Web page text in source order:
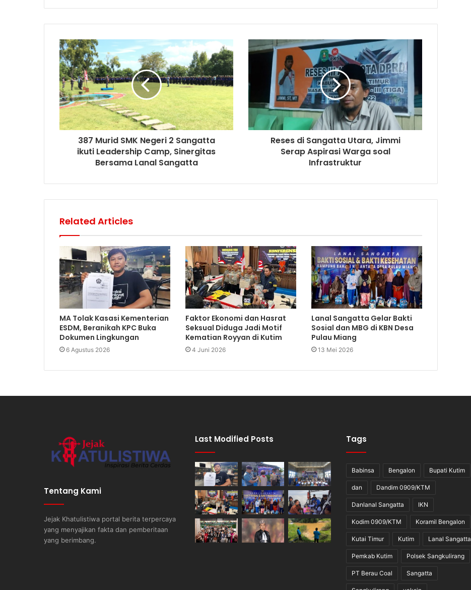
387 Murid SMK Negeri 2 Sangatta
ikuti Leadership Camp, Sinergitas
Bersama Lanal Sangatta
Reses di Sangatta Utara, Jimmi
Serap Aspirasi Warga soal
Infrastruktur
Related Articles
MA Tolak Kasasi Kementerian
ESDM, Beranikah KPC Buka
Dokumen Lingkungan
6 Agustus 2026
Faktor Ekonomi dan Hasrat
Seksual Diduga Jadi Motif
Kematian Royyan di Kutim
4 Juni 2026
Lanal Sangatta Gelar Bakti
Sosial dan MBG di KBN Desa
Pulau Miang
13 Mei 2026
Tentang Kami
Jejak Khatulistiwa portal berita terpercaya
yang menyajikan fakta dan pemberitaan
yang berimbang.
Last Modified Posts Tags
Babinsa Bengalon Bupati Kutim
dan Dandim 0909/KTM
Danlanal Sangatta IKN
Kodim 0909/KTM Koramil Bengalon
Kutai Timur Kutim Lanal Sangatta
Pemkab Kutim Polsek Sangkulirang
PT Berau Coal Sangatta